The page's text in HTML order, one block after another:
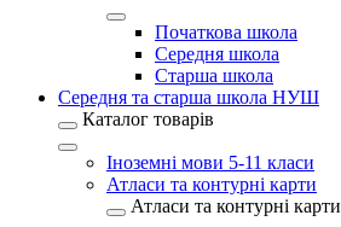
Початкова школа
Середня школа
Старша школа
Середня та старша школа НУШ
Каталог товарів
Іноземні мови 5-11 класи
Атласи та контурні карти
Атласи та контурні карти